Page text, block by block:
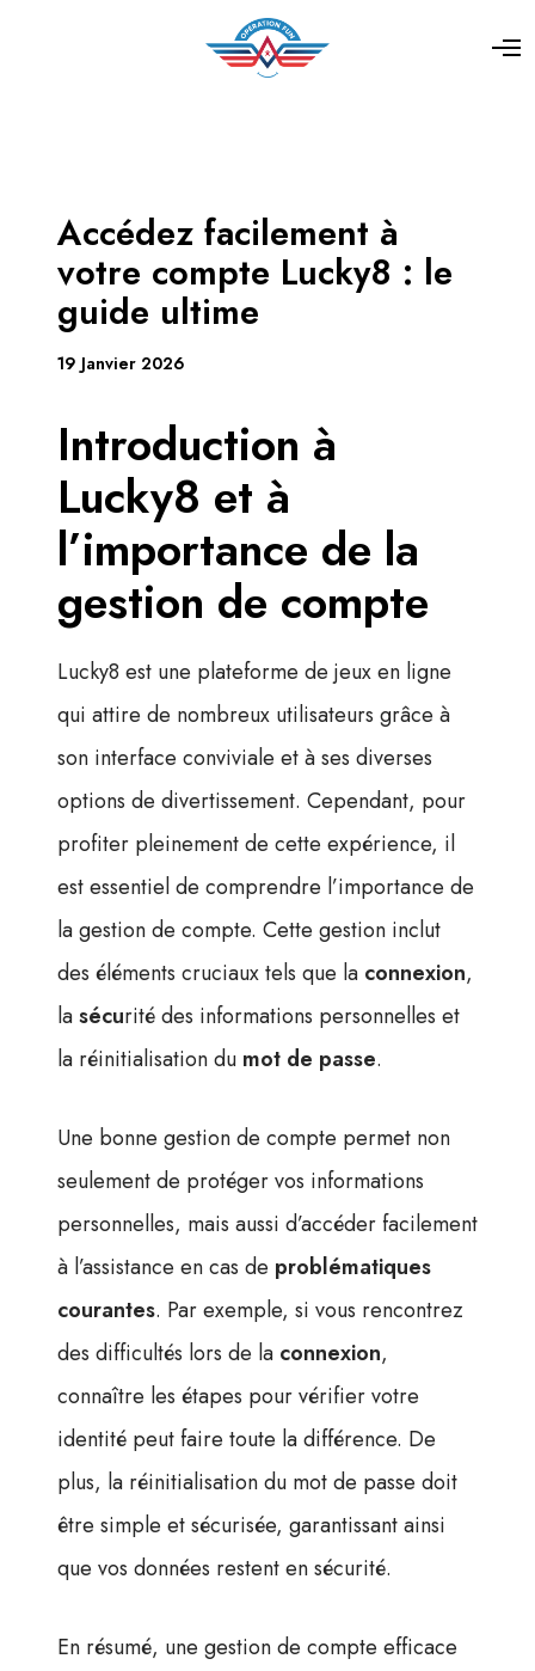
Accédez facilement à
votre compte Lucky8 : le
guide ultime
19 Janvier 2026
Introduction à
Lucky8 et à
l’importance de la
gestion de compte
Lucky8 est une plateforme de jeux en ligne
qui attire de nombreux utilisateurs grâce à
son interface conviviale et à ses diverses
options de divertissement. Cependant, pour
profiter pleinement de cette expérience, il
est essentiel de comprendre l’importance de
la gestion de compte. Cette gestion inclut
des éléments cruciaux tels que la connexion,
lasécurité des informations personnelles et
la réinitialisation du mot de passe.
Une bonne gestion de compte permet non
seulement de protéger vos informations
personnelles, mais aussi d’accéder facilement
à l’assistance en cas de problématiques
courantes. Par exemple, si vous rencontrez
des difficultés lors de la connexion,
connaître les étapes pour vérifier votre
identité peut faire toute la différence. De
plus, la réinitialisation du mot de passe doit
être simple et sécurisée, garantissant ainsi
que vos données restent en sécurité.
En résumé, une gestion de compte efficace